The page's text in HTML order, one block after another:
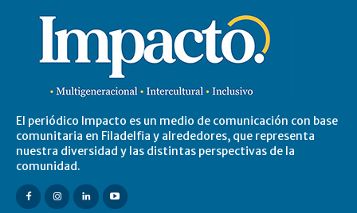
El periódico Impacto es un medio de comunicación con base
comunitaria en Filadelfia y alrededores, que representa
nuestra diversidad y las distintas perspectivas de la
comunidad.